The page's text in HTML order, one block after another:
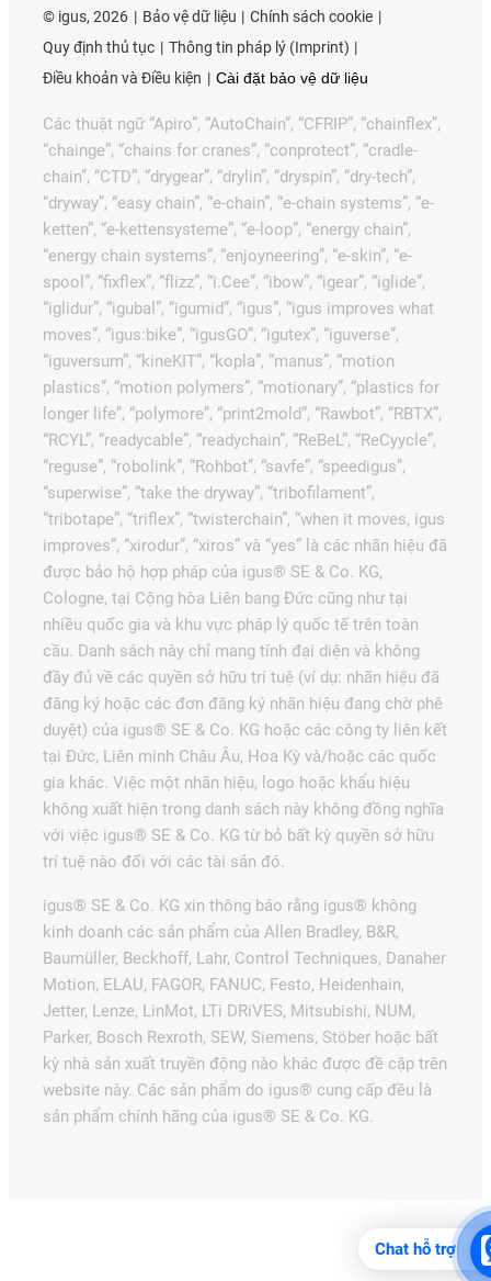
© igus, 2026 Bảo vệ dữ liệu
Chính sách cookie
Quy định thủ tục
Thông tin pháp lý (Imprint)
Điều khoản và Điều kiện
Cài đặt bảo vệ dữ liệu
Các thuật ngữ “Apiro”, “AutoChain”, “CFRIP”, “chainflex”,
“chainge”, “chains for cranes”, “conprotect”, “cradle-
chain”, “CTD”, “drygear”, “drylin”, “dryspin”, “dry-tech”,
“dryway”, “easy chain”, “e-chain”, “e-chain systems”, “e-
ketten”, “e-kettensysteme”, “e-loop”, “energy chain”,
“energy chain systems”, “enjoyneering”, “e-skin”, “e-
spool”, “fixflex”, “flizz”, “i.Cee”, “ibow”, “igear”, “iglide”,
“iglidur”, “igubal”, “igumid”, “igus”, “igus improves what
moves”, “igus:bike”, “igusGO”, “igutex”, “iguverse”,
“iguversum”, “kineKIT”, “kopla”, “manus”, “motion
plastics”, “motion polymers”, “motionary”, “plastics for
longer life”, “polymore”, “print2mold”, “Rawbot”, “RBTX”,
“RCYL”, “readycable”, “readychain”, “ReBeL”, “ReCyycle”,
“reguse”, “robolink”, “Rohbot”, “savfe”, “speedigus”,
“superwise”, “take the dryway”, “tribofilament”,
“tribotape”, “triflex”, “twisterchain”, “when it moves, igus
improves”, “xirodur”, “xiros” và “yes” là các nhãn hiệu đã
được bảo hộ hợp pháp của igus® SE & Co. KG,
Cologne, tại Cộng hòa Liên bang Đức cũng như tại
nhiều quốc gia và khu vực pháp lý quốc tế trên toàn
cầu. Danh sách này chỉ mang tính đại diện và không
đầy đủ về các quyền sở hữu trí tuệ (ví dụ: nhãn hiệu đã
đăng ký hoặc các đơn đăng ký nhãn hiệu đang chờ phê
duyệt) của igus® SE & Co. KG hoặc các công ty liên kết
tại Đức, Liên minh Châu Âu, Hoa Kỳ và/hoặc các quốc
gia khác. Việc một nhãn hiệu, logo hoặc khẩu hiệu
không xuất hiện trong danh sách này không đồng nghĩa
với việc igus® SE & Co. KG từ bỏ bất kỳ quyền sở hữu
trí tuệ nào đối với các tài sản đó.
igus® SE & Co. KG xin thông báo rằng igus® không
kinh doanh các sản phẩm của Allen Bradley, B&R,
Baumüller, Beckhoff, Lahr, Control Techniques, Danaher
Motion, ELAU, FAGOR, FANUC, Festo, Heidenhain,
Jetter, Lenze, LinMot, LTi DRiVES, Mitsubishi, NUM,
Parker, Bosch Rexroth, SEW, Siemens, Stöber hoặc bất
kỳ nhà sản xuất truyền động nào khác được đề cập trên
website này. Các sản phẩm do igus® cung cấp đều là
sản phẩm chính hãng của igus® SE & Co. KG.
Chat hỗ trợ